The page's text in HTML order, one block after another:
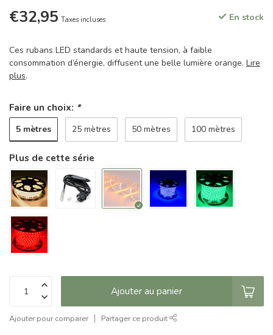
€32,95 Taxes incluses En stock
Ces rubans LED standards et haute tension, à faible
consommation d’énergie, diffusent une belle lumière orange. Lire
plus.
Faire un choix: *
5 mètres 25 mètres 50 mètres 100 mètres
Plus de cette série
Ajouter au panier
Ajouter pour comparer Partager ce produit